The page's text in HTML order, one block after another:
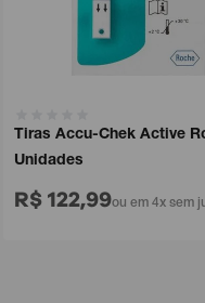
Tiras Accu-Chek Active
Unidades
R$ 122,99ou em 4x sem